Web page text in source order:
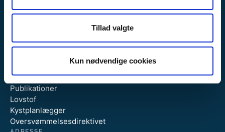
Tillad valgte
Kun nødvendige cookies
GENVEJE
Job og uddannelse
Offentliggørelser
Publikationer
Lovstof
Kystplanlægger
Oversvømmelsesdirektivet